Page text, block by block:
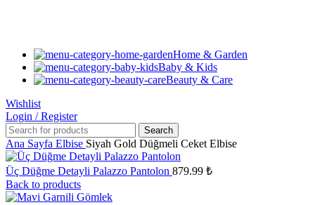
Home & Garden
Baby & Kids
Beauty & Care
Wishlist
Login / Register
Search
Ana Sayfa Elbise Siyah Gold Düğmeli Ceket Elbise
Üç Düğme Detayli Palazzo Pantolon 879.99 ₺
Back to products